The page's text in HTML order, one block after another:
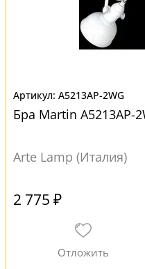
A5213AP-2WG
Бра Martin A5213AP-
Arte Lamp (Италия)
2 775 ₽